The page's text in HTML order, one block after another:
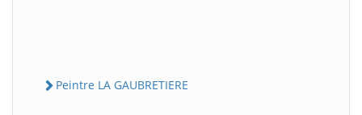
Peintre LA GAUBRETIERE